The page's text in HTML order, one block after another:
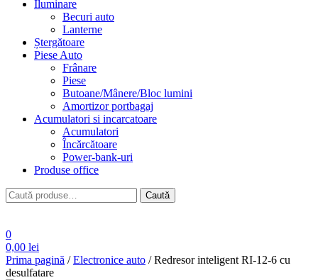
Iluminare
Becuri auto
Lanterne
Ștergătoare
Piese Auto
Frânare
Piese
Butoane/Mânere/Bloc lumini
Amortizor portbagaj
Acumulatori si incarcatoare
Acumulatori
Încărcătoare
Power-bank-uri
Produse office
Caută
după:
Caută
0
0,00 lei
Prima pagină /Electronice auto / Redresor inteligent RI-12-6 cu
desulfatare